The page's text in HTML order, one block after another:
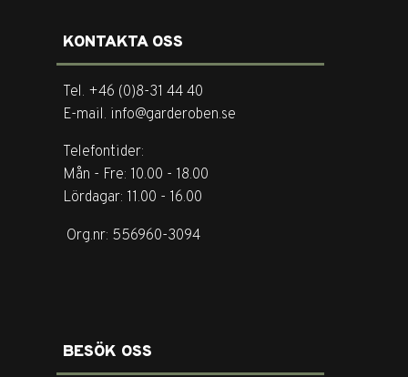
KONTAKTA OSS
Tel. +46 (0)8-31 44 40
E-mail. info@garderoben.se
Telefontider:
Mån - Fre: 10.00 - 18.00
Lördagar: 11.00 - 16.00
Org.nr: 556960-3094
BESÖK OSS